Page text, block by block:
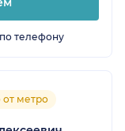
телефону
от метро